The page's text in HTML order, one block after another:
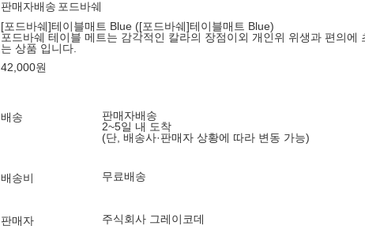
판매자배송 포드바쉐
[포드바쉐]테이블매트 Blue ([포드바쉐]테이블매트 Blue)
포드바쉐 테이블 메트는 감각적인 칼라의 장점이외 개인위 위생과 편의에
는 상품 입니다.
42,000원
배송
판매자배송
2~5일 내 도착
(단, 배송사·판매자 상황에 따라 변동 가능)
배송비 무료배송
판매자 주식회사 그레이코데